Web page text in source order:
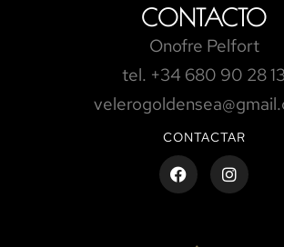
CONTACTO
Onofre Pelfort
tel. +34 680 90 28 13
CONTACTAR